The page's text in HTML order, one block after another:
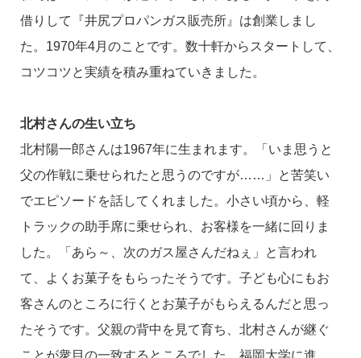
借りして『井尻プロパンガス販売所』は創業しまし
た。1970年4月のことです。数十軒からスタートして、
コツコツと実績を積み重ねていきました。
北村さんの生い立ち
北村陽一郎さんは1967年に生まれます。「いま思うと
父の作戦に乗せられたと思うのですが……」と苦笑い
でエピソードを話してくれました。小さい頃から、軽
トラックの助手席に乗せられ、お客様を一緒に回りま
した。「あら～、次のガス屋さんだねぇ」と言われ
て、よくお菓子をもらったそうです。子ども心にもお
客さんのところに行くとお菓子がもらえるんだと思っ
たそうです。父親の背中を見て育ち、北村さんが継ぐ
ことが衆目の一致するところでした。福岡大学に進